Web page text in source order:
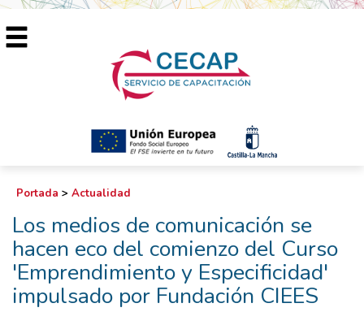
Portada > Actualidad
Los medios de comunicación se
hacen eco del comienzo del Curso
'Emprendimiento y Especificidad'
impulsado por Fundación CIEES